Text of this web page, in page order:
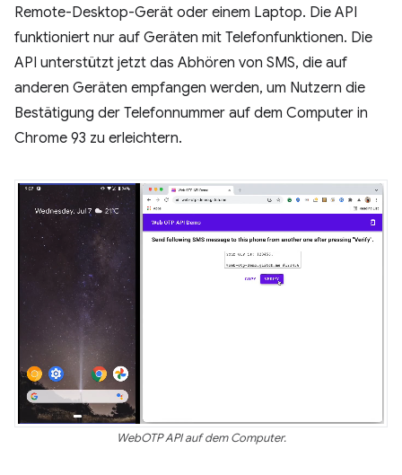
Remote-Desktop-Gerät oder einem Laptop. Die API
funktioniert nur auf Geräten mit Telefonfunktionen. Die
API unterstützt jetzt das Abhören von SMS, die auf
anderen Geräten empfangen werden, um Nutzern die
Bestätigung der Telefonnummer auf dem Computer in
Chrome 93 zu erleichtern.
WebOTP API auf dem Computer.